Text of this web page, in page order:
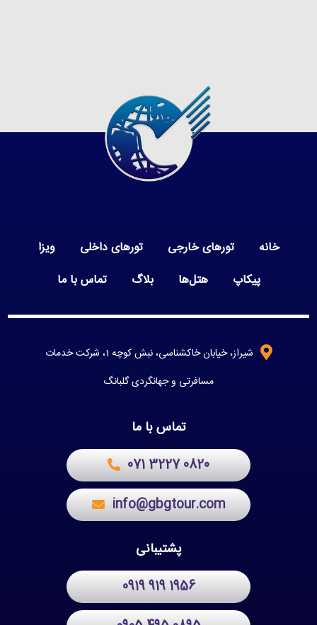
خانه تورهای خارجی تورهای داخلی
ویزا
پیکاپ
هتل‌ها بلاگ تماس با ما
شیراز، خیابان خاکشناسی، نبش کوچه 1، شرکت خدمات
مسافرتی و جهانگردی گلبانگ
تماس با ما
071 3227 0820
info@gbgtour.com
پشتیبانی
0919 919 1956